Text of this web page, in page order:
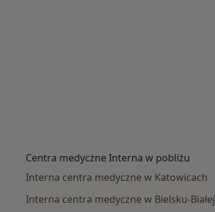
Centra medyczne Interna w pobliżu
Interna centra medyczne w Katowicach
Interna centra medyczne w Bielsku-Białej